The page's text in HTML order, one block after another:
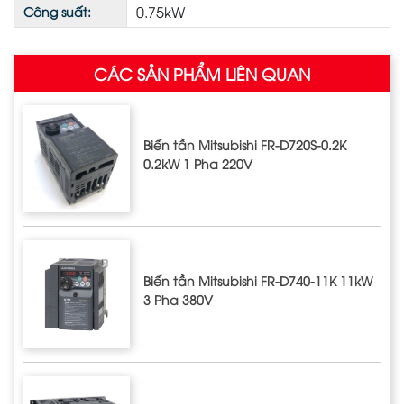
Công suất: 0.75kW
CÁC SẢN PHẨM LIÊN QUAN
Biến tần Mitsubishi FR-D720S-0.2K
0.2kW 1 Pha 220V
Biến tần Mitsubishi FR-D740-11K 11kW
3 Pha 380V